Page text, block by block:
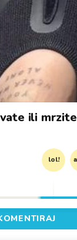
ili
lol!